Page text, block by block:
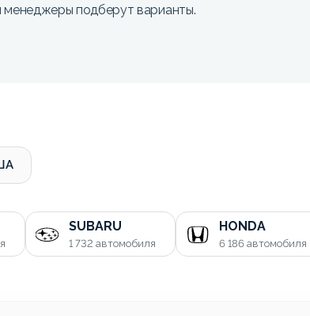
менеджеры подберут варианты.
SUBARU
1 732 автомобиля
HONDA
6 186 автомобиля